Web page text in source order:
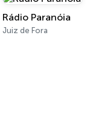
Rádio Paranóia
Juiz de Fora